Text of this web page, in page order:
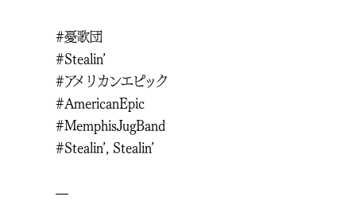
#憂歌団
#Stealin’
#アメリカンエピック
#AmericanEpic
#MemphisJugBand
#Stealin’, Stealin’
—